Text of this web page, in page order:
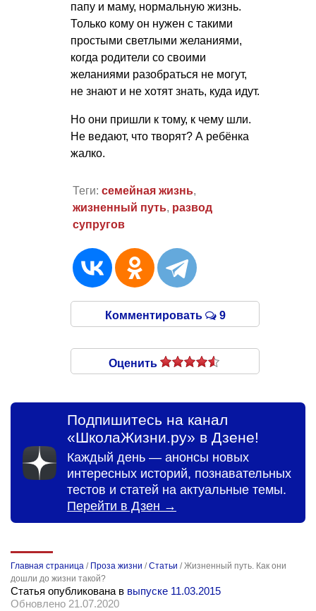
папу и маму, нормальную жизнь.
Только кому он нужен с такими
простыми светлыми желаниями,
когда родители со своими
желаниями разобраться не могут,
не знают и не хотят знать, куда идут.
Но они пришли к тому, к чему шли.
Не ведают, что творят? А ребёнка
жалко.
Теги: семейная жизнь,
жизненный путь, развод
супругов
Комментировать 9
Оценить
Подпишитесь на канал
«ШколаЖизни.ру» в Дзене!
Каждый день — анонсы новых
интересных историй, познавательных
тестов и статей на актуальные темы.
Перейти в Дзен →
Главная страница / Проза жизни /Статьи /Жизненный путь. Как они
дошли до жизни такой?
Статья опубликована в выпуске 11.03.2015
Обновлено 21.07.2020